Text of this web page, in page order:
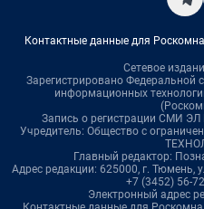
Контактные данные для
Сетевое
Зарегистрировано Федеральной
информационных
Запись о регистрации СМИ
Учредитель: Общество с
Главный редактор:
Адрес редакции: 625000, г. Тюмень,
+7 (3452) 56-
Электронный адрес